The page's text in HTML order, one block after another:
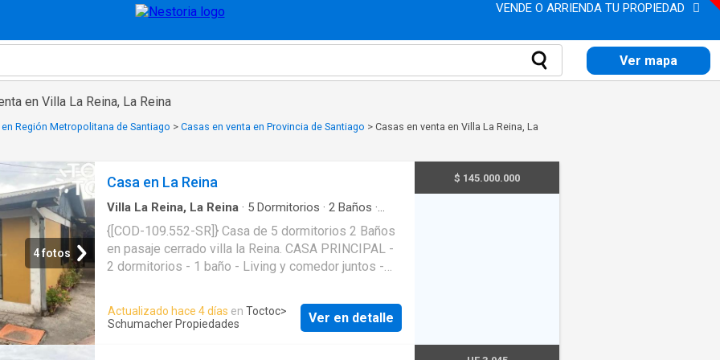
VENDE O ARRIENDA TU PROPIEDAD
Ver mapa
en Villa La Reina, La Reina
Región Metropolitana de Santiago > Casas en venta en Provincia de Santiago > Casas en venta en Villa La Reina, La
4 fotos
Casa en La Reina
Villa La Reina, La Reina · 5 Dormitorios · 2 Baños ·
Casa
Cocina integral
{[COD-109.552-SR]} Casa de 5 dormitorios 2 Baños
en pasaje cerrado villa la Reina. CASA PRINCIPAL -
2 dormitorios - 1 baño - Living y comedor juntos -
estacionamientos no techados - Año 1974 -
Orientacion todas DEPARTAMENTO INTERIOR PISO
1 - Living comedor - Cocina americana PISO 2 - 3
Actualizado hace 4 días en Toctoc>
Schumacher Propiedades
Ver en detalle
$ 145.000.000